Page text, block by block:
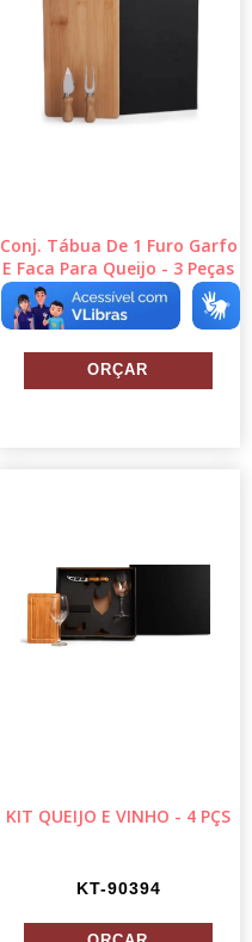
Conj. Tábua De 1 Furo Garfo
E Faca Para Queijo - 3 Peças
KT-9032C
KIT QUEIJO E VINHO - 4 PÇS
KT-90394